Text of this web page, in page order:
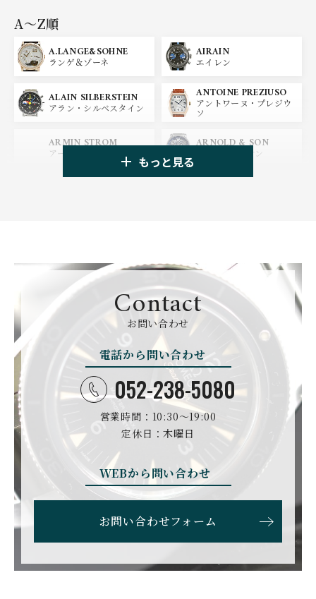
パネライ
OMEGA
オメガ
BREGUET
ブレゲ
BLANCPAIN
ブランパン
BREITLING
ブライトリング
HUBLOT
ウブロ
ZENITH
BELL＆ROSS
ベル＆ロス
SINN
CARTIER CHANEL
シャネル
CHOPARD
ショパール
SEIKO
セイコー
GLASHUTTE ORIGINA
グラスヒュッテ・オリジ
CHRONOSWISS
クロノスイス
ALAIN SILBERSTEIN
アラン・シルベスタイン
CITIZEN
シチズン
A〜Z順
A.LANGE&SOHNE
ランゲ＆ゾーネ
AIRAIN
エイレン
ALAIN SILBERSTEIN
アラン・シルベスタイン
ANTOINE PREZIUSO
アントワーヌ・プレジウ
ソ
ARMIN STROM
アーミン・シュトローム
ARNOLD & SON
アーノルド&サン
BAMFORD LONDON
バンフォード・ロンドン
BAUME&MERCIER
ボーム＆メルシエ
BEAUBLEU BELL＆ROSS
BLANCPAIN
ブランパン
BOLDR Supply Compan
y
ンパニー
BREGUET
ブレゲ
BREITLING
ブライトリング
BRUNO SOHNLE Glash
utte
ブルーノ・ゾンレー・ グ
ラスヒュッテ
BVLGARI
ブルガリ
CARL F. BUCHERER
カール F. ブヘラ
CARTIER
カルティエ
もっと見る
Contact
お問い合わせ
電話から問い合わせ
052-238-5080
営業時間：10:30〜19:00
定休日：木曜日
WEBから問い合わせ
お問い合わせフォーム